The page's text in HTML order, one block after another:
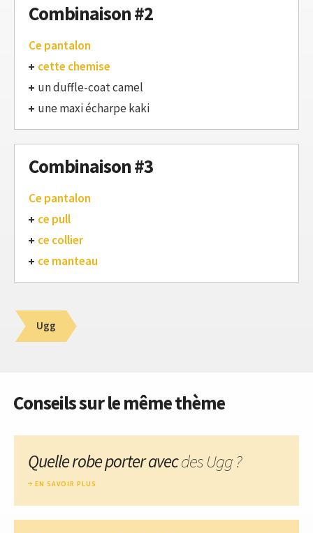
Combinaison #2
Ce pantalon
cette chemise
un duffle-coat camel
une maxi écharpe kaki
Combinaison #3
Ce pantalon
ce pull
ce collier
ce manteau
Ugg
Conseils sur le même thème
Quelle robe porter avecdes Ugg ?
EN SAVOIR PLUS